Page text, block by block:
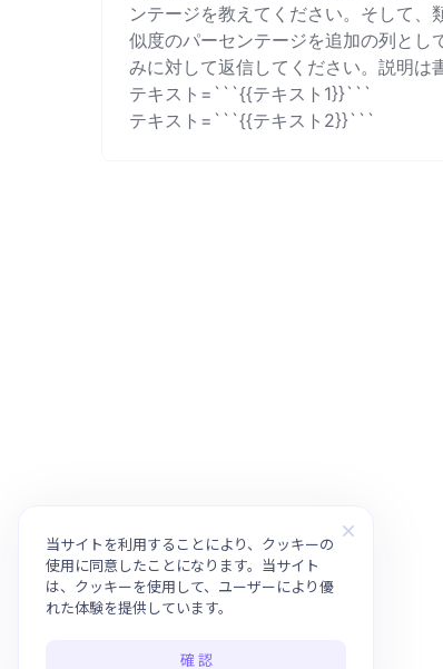
ンテージを教えてください。そして
似度のパーセンテージを追加の列とし
みに対して返信してください。説明は
テキスト=```{{テキスト1}}```
テキスト=```{{テキスト2}}```
当サイトを利用することにより、クッキーの
使用に同意したことになります。当サイト
は、クッキーを使用して、ユーザーにより優
れた体験を提供しています。
確 認